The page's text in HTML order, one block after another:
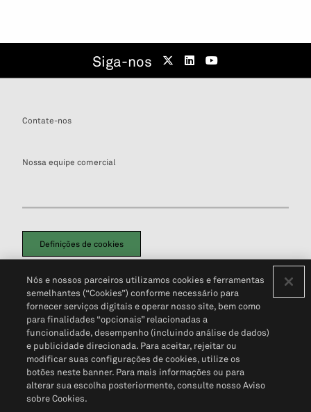
Siga-nos
Contate-nos
Nossa equipe comercial
Definições de cookies
Política de PrivacidadePortal de privacidade do cliente (em inglês)
Não Venda Minhas Informações Pessoais© 2026 S&P Global
Nós e nossos parceiros utilizamos cookies e ferramentas
semelhantes (“Cookies”) conforme necessário para
fornecer serviços digitais e operar nosso site, bem como
para finalidades “opcionais” relacionadas a
funcionalidade, desempenho (incluindo análise de dados)
e publicidade direcionada. Para aceitar, rejeitar ou
modificar suas configurações de cookies, utilize os
botões neste banner. Para mais informações ou para
alterar sua escolha posteriormente, consulte nosso Aviso
sobre Cookies.